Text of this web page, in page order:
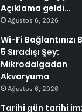
Açıklama geldi…
Ağustos 6, 2026
Wi-Fi Bağlantınızı
5 Sıradışı Şey:
Mikrodalgadan
Akvaryuma
Ağustos 6, 2026
Tarihi gün tarihi